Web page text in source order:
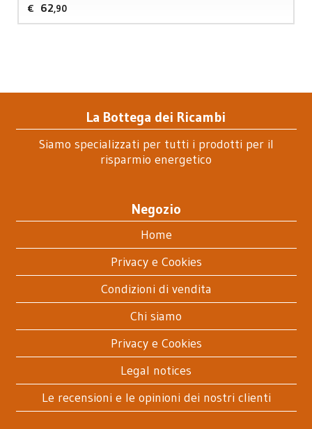
€ 62,90
La Bottega dei Ricambi
Siamo specializzati per tutti i prodotti per il
risparmio energetico
Negozio
Home
Privacy e Cookies
Condizioni di vendita
Chi siamo
Privacy e Cookies
Legal notices
Le recensioni e le opinioni dei nostri clienti